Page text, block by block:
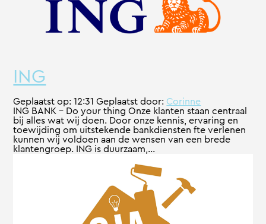
ING
Geplaatst op:12:31Geplaatst door: Corinne
ING BANK - Do your thing Onze klanten staan centraal
bij alles wat wij doen. Door onze kennis, ervaring en
toewijding om uitstekende bankdiensten fte verlenen
kunnen wij voldoen aan de wensen van een brede
klantengroep. ING is duurzaam,...